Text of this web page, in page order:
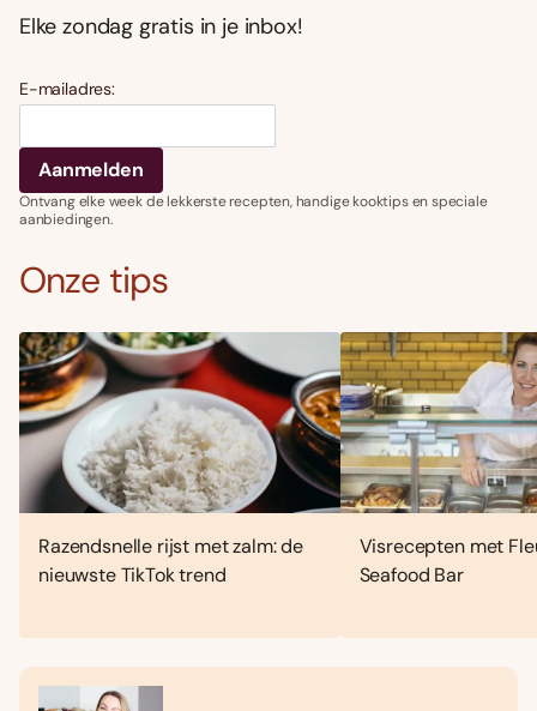
Elke zondag gratis in je inbox!
E-mailadres:
Ontvang elke week de lekkerste recepten, handige kooktips en speciale
aanbiedingen.
Onze tips
Razendsnelle rijst met zalm: de
nieuwste TikTok trend
Visrecepten met
Seafood Bar